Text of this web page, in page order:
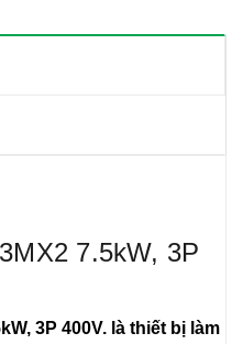
7.5kW, 3P
3P 400V. là thiết bị làm